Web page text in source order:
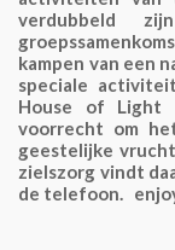
verdubbeld
kampen van een
speciale
House of Light
voorrecht om
geestelijke
zielszorg vindt
de telefoon.